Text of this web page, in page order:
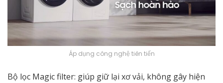
Áp dụng công nghệ tiên tiến
Bộ lọc Magic filter: giúp giữ lại xơ vải, không gây hiện